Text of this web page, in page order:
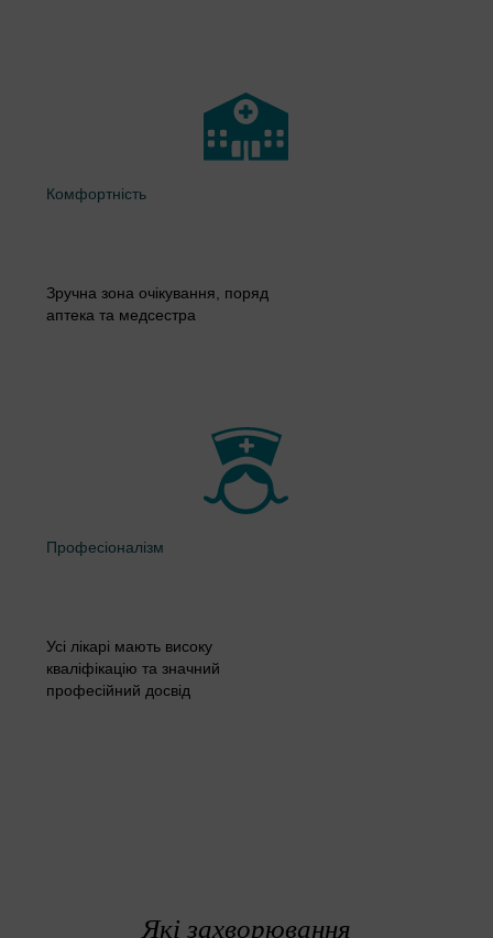
Комфортність
Зручна зона очікування, поряд
аптека та медсестра
Професіоналізм
Усі лікарі мають високу
кваліфікацію та значний
професійний досвід
Які захворювання